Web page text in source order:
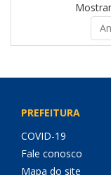
PREFEITURA
COVID-19
Fale conosco
Mapa do site